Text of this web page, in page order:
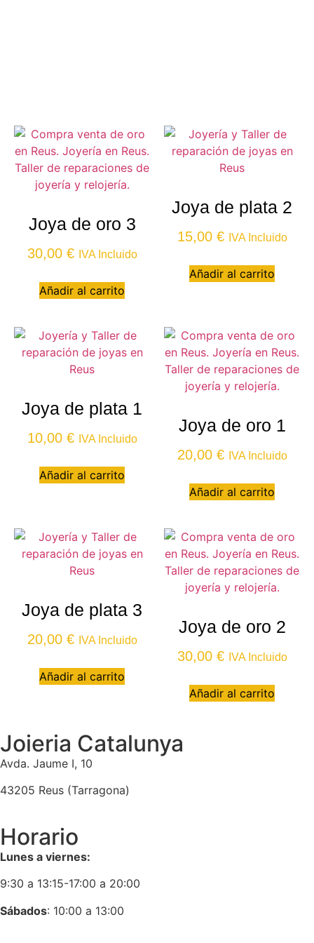
Joya de oro 3
30,00 € IVA Incluido
Añadir al carrito
Joya de plata 2
15,00 € IVA Incluido
Añadir al carrito
Joya de plata 1
10,00 € IVA Incluido
Añadir al carrito
Joya de oro 1
20,00 € IVA Incluido
Añadir al carrito
Joya de plata 3
20,00 € IVA Incluido
Añadir al carrito
Joya de oro 2
30,00 € IVA Incluido
Añadir al carrito
Joieria Catalunya
Avda. Jaume I, 10
43205 Reus (Tarragona)
Horario
Lunes a viernes:
9:30 a 13:15-17:00 a 20:00
Sábados: 10:00 a 13:00